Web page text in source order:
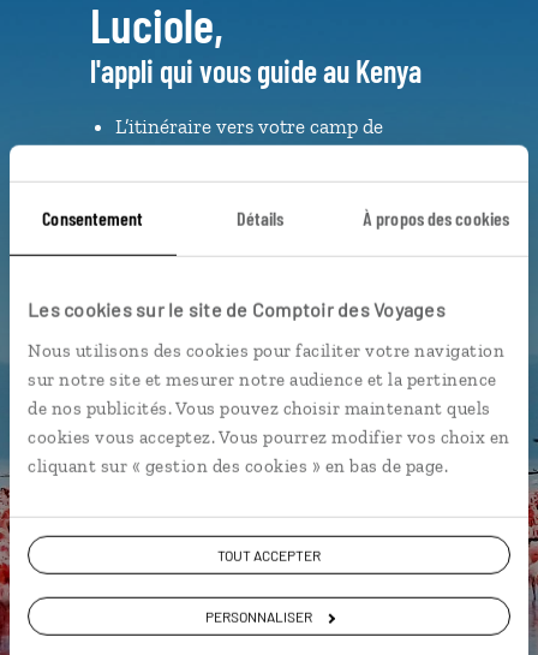
Consentement Détails À propos des cookies
Les cookies sur le site de Comptoir des Voyages
Nous utilisons des cookies pour faciliter votre navigation
sur notre site et mesurer notre audience et la pertinence
de nos publicités. Vous pouvez choisir maintenant quels
cookies vous acceptez. Vous pourrez modifier vos choix en
cliquant sur « gestion des cookies » en bas de page.
TOUT ACCEPTER
PERSONNALISER
Luciole,
l'appli qui vous guide au Kenya
L’itinéraire vers votre camp de
plages
La playlist de votre voyage
L’album souvenirs à composer